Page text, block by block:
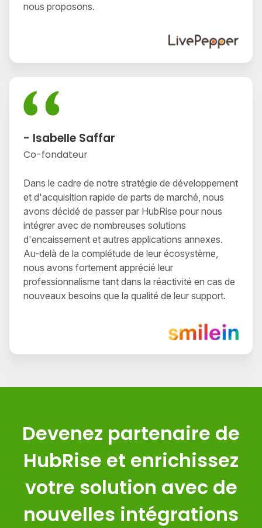
nous proposons.
- Isabelle Saffar
Co-fondateur
Dans le cadre de notre stratégie de développement
et d'acquisition rapide de parts de marché, nous
avons décidé de passer par HubRise pour nous
intégrer avec de nombreuses solutions
d'encaissement et autres applications annexes.
Au-delà de la complétude de leur écosystème,
nous avons fortement apprécié leur
professionnalisme tant dans la réactivité en cas de
nouveaux besoins que la qualité de leur support.
Devenez partenaire de
HubRise et enrichissez
votre solution avec de
nouvelles intégrations